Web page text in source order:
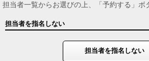
担当者一覧からお選びの上、「予約する」ボ
担当者を指名しない
担当者を指名しない